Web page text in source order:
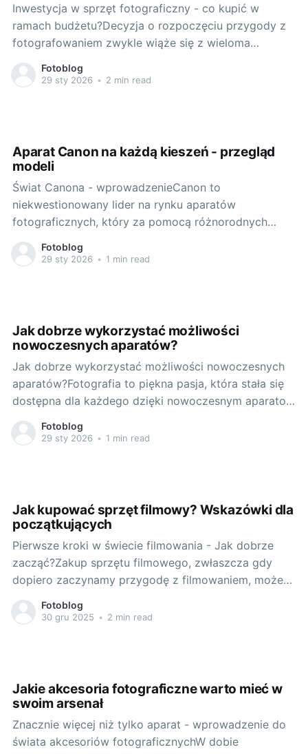
Inwestycja w sprzęt fotograficzny - co kupić w
ramach budżetu?Decyzja o rozpoczęciu przygody z
fotografowaniem zwykle wiąże się z wieloma
wątpliwościami. Jak śmiało wejść w ten niewątpliwie
fascynujący, ale pełen technicznych zagadnień świat?
Fotoblog
29 sty 2026 • 2 min read
Aparat Canon na każdą kieszeń - przegląd
modeli
Świat Canona - wprowadzenieCanon to
niekwestionowany lider na rynku aparatów
fotograficznych, który za pomocą różnorodnych
modeli, zaspokaja potrzeby zarówno amatorów, jak i
profesjonalistów w świecie fotografii. Marka ta jest
modeli aparatów CanonCanon
Fotoblog
29 sty 2026 • 1 min read
Jak dobrze wykorzystać możliwości
nowoczesnych aparatów?
Jak dobrze wykorzystać możliwości nowoczesnych
aparatów?Fotografia to piękna pasja, która stała się
dostępna dla każdego dzięki nowoczesnym aparatom
cyfrowym. Jednym z takich jest nikon z5, z
mnogością funkcji, które potrafią przytłoczyć
aparatu. Zakręć pokrętło.
Fotoblog
29 sty 2026 • 1 min read
Jak kupować sprzęt filmowy? Wskazówki dla
początkujących
Pierwsze kroki w świecie filmowania - Jak dobrze
zacząć?Zakup sprzętu filmowego, zwłaszcza gdy
dopiero zaczynamy przygodę z filmowaniem, może
wydawać się skomplikowanym wyzwaniem.
Zdecydowanie warto dobrze zrozumieć swoje
zakupowej. Rozpoznaj
Fotoblog
30 gru 2025 • 2 min read
Jakie akcesoria fotograficzne warto mieć w
swoim arsenał
Znacznie więcej niż tylko aparat - wprowadzenie do
świata akcesoriów fotograficznychW dobie